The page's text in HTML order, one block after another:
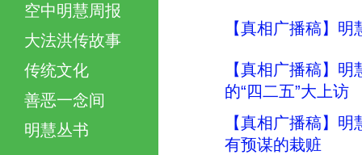
空中明慧周报
大法洪传故事
传统文化
善恶一念间
明慧丛书
【真相广播稿】
【真相广播稿】
的“四二五”大上访
【真相广播稿】
有预谋的栽赃